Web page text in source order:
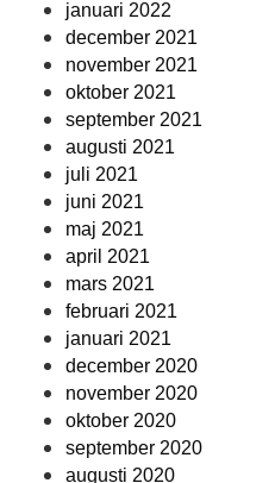
januari 2022
december 2021
november 2021
oktober 2021
september 2021
augusti 2021
juli 2021
juni 2021
maj 2021
april 2021
mars 2021
februari 2021
januari 2021
december 2020
november 2020
oktober 2020
september 2020
augusti 2020